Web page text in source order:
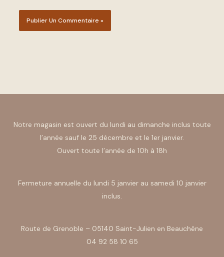
Notre magasin est ouvert du lundi au dimanche inclus toute
l’année sauf le 25 décembre et le 1er janvier.
Ouvert toute l’année de 10h à 18h
Fermeture annuelle du lundi 5 janvier au samedi 10 janvier
inclus.
Route de Grenoble – 05140 Saint-Julien en Beauchêne
04 92 58 10 65